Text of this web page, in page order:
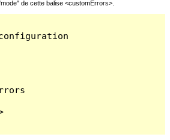
de cette balise <customErrors>.